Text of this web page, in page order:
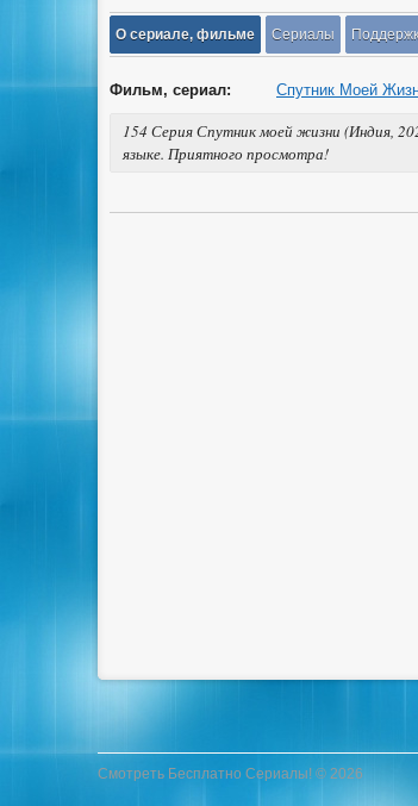
О сериале, фильме Сериалы
Фильм, сериал: Спутник Моей
154 Серия Спутник моей жизни (Индия,
языке. Приятного просмотра!
Смотреть Бесплатно Сериалы! © 2026